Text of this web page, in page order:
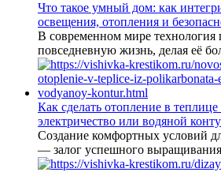
Что такое умный дом: как
освещения, отопления и
В современном мире технология
повседневную жизнь, делая её
Как сделать отопление в
электричество или водяной
Создание комфортных условий
— залог успешного